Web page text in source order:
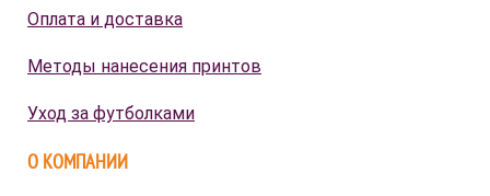
Оплата и доставка
Методы нанесения принтов
Уход за футболками
О КОМПАНИИ